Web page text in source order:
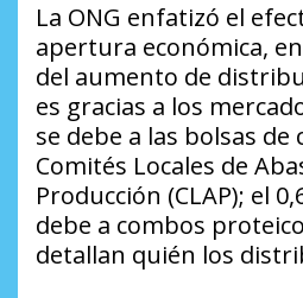
La ONG enfatizó el
apertura económica,
del aumento de
es gracias a los
se debe a las bolsas de
Comités Locales de
Producción (CLAP); el
debe a combos
detallan quién los